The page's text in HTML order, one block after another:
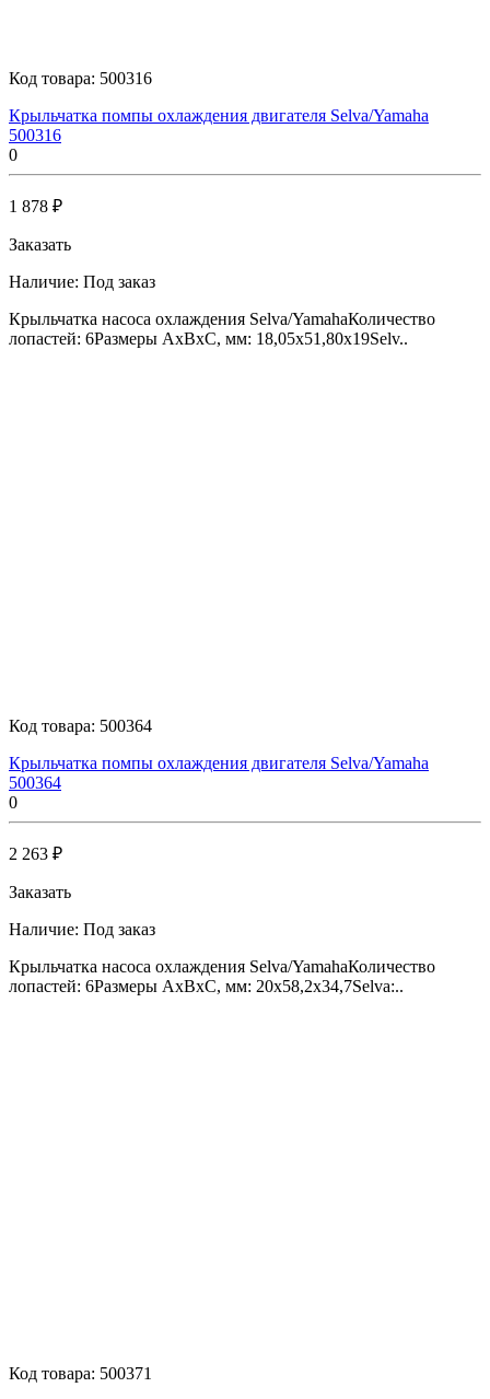
Код товара: 500316
Крыльчатка помпы охлаждения двигателя Selva/Yamaha
500316
0
1 878 ₽
Заказать
Наличие: Под заказ
Крыльчатка насоса охлаждения Selva/YamahaКоличество
лопастей: 6Размеры AxBxC, мм: 18,05x51,80x19Selv..
Код товара: 500364
Крыльчатка помпы охлаждения двигателя Selva/Yamaha
500364
0
2 263 ₽
Заказать
Наличие: Под заказ
Крыльчатка насоса охлаждения Selva/YamahaКоличество
лопастей: 6Размеры AxBxC, мм: 20x58,2x34,7Selva:..
Код товара: 500371